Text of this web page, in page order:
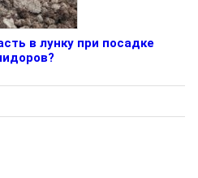
в лунку при посадке